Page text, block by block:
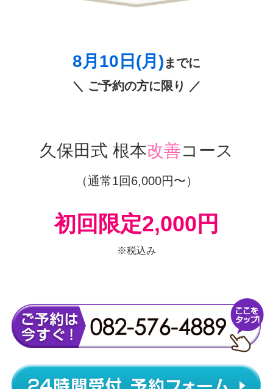
8月10日(月) までに
＼ ご予約の方に限り ／
久保田式 根本改善コース
（通常1回6,000円〜）
初回限定2,000円
※税込み